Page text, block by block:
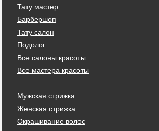
Тату мастер
Барбершоп
Тату салон
Подолог
Все салоны красоты
Все мастера красоты
Мужская стрижка
Женская стрижка
Окрашивание волос